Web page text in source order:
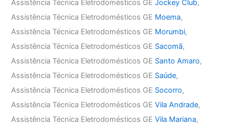
Assistência Técnica Eletrodomésticos GEJockey Club,
Assistência Técnica Eletrodomésticos GE Moema,
Assistência Técnica Eletrodomésticos GE Morumbi,
Assistência Técnica Eletrodomésticos GE Sacomã,
Assistência Técnica Eletrodomésticos GE Santo Amaro,
Assistência Técnica Eletrodomésticos GE Saúde,
Assistência Técnica Eletrodomésticos GE Socorro,
Assistência Técnica Eletrodomésticos GEVila Andrade,
Assistência Técnica Eletrodomésticos GEVila Mariana,